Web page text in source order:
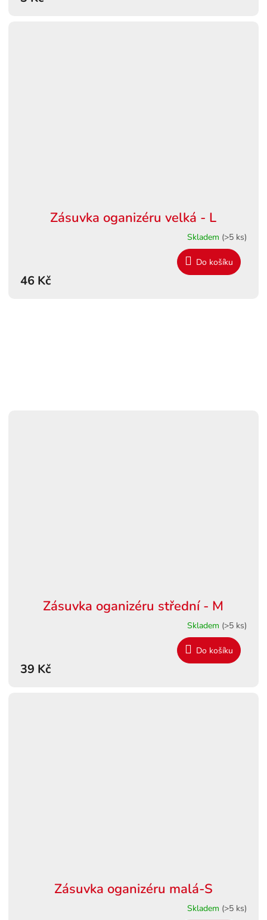
Zásuvka oganizéru velká - L
Skladem (>5 ks)
46 Kč
Do košíku
Zásuvka oganizéru střední - M
Skladem (>5 ks)
39 Kč
Do košíku
Zásuvka oganizéru malá-S
Skladem (>5 ks)